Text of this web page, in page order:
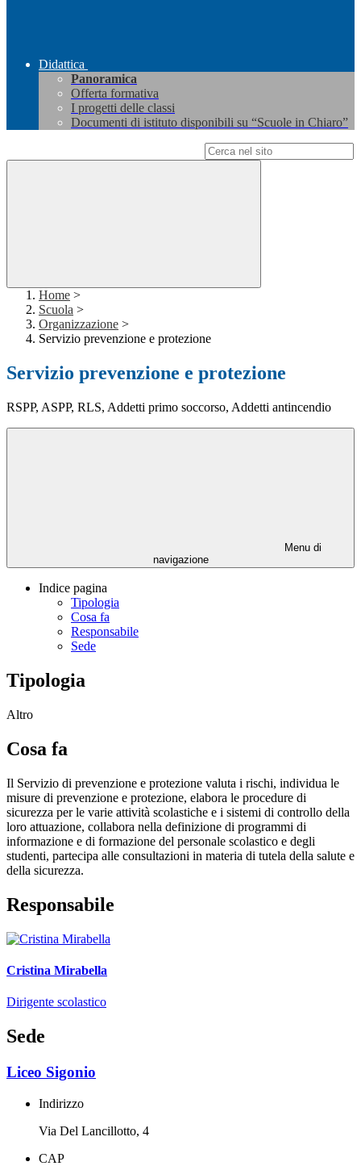
Didattica
Panoramica
Offerta formativa
I progetti delle classi
Documenti di istituto disponibili su “Scuole in Chiaro”
Home >
Scuola >
Organizzazione >
Servizio prevenzione e protezione
Servizio prevenzione e protezione
RSPP, ASPP, RLS, Addetti primo soccorso, Addetti antincendio
Menu di
navigazione
Indice pagina
Tipologia
Cosa fa
Responsabile
Sede
Tipologia
Altro
Cosa fa
Il Servizio di prevenzione e protezione valuta i rischi, individua le
misure di prevenzione e protezione, elabora le procedure di
sicurezza per le varie attività scolastiche e i sistemi di controllo della
loro attuazione, collabora nella definizione di programmi di
informazione e di formazione del personale scolastico e degli
studenti, partecipa alle consultazioni in materia di tutela della salute e
della sicurezza.
Responsabile
Cristina Mirabella
Dirigente scolastico
Sede
Liceo Sigonio
Indirizzo
Via Del Lancillotto, 4
CAP